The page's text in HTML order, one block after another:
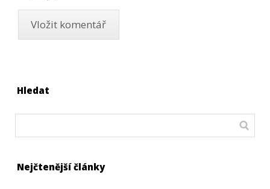
Hledat
Nejčtenější články